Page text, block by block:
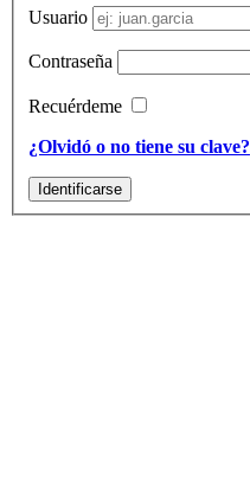
Usuario
Contraseña
Recuérdeme
¿Olvidó o no tiene su clave?